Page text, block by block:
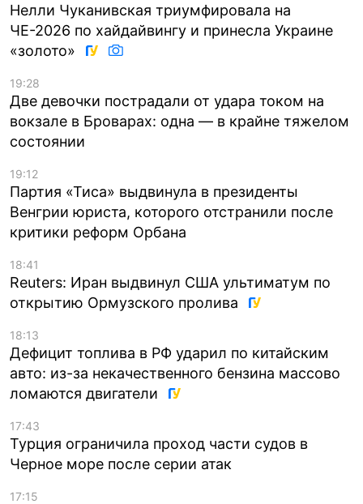
Нелли Чуканивская триумфировала на
ЧЕ-2026 по хайдайвингу и принесла Украине
«золото»
19:28
Две девочки пострадали от удара током на
вокзале в Броварах: одна — в крайне тяжелом
состоянии
19:12
Партия «Тиса» выдвинула в президенты
Венгрии юриста, которого отстранили после
критики реформ Орбана
18:41
Reuters: Иран выдвинул США ультиматум по
открытию Ормузского пролива
18:13
Дефицит топлива в РФ ударил по китайским
авто: из-за некачественного бензина массово
ломаются двигатели
17:43
Турция ограничила проход части судов в
Черное море после серии атак
17:15